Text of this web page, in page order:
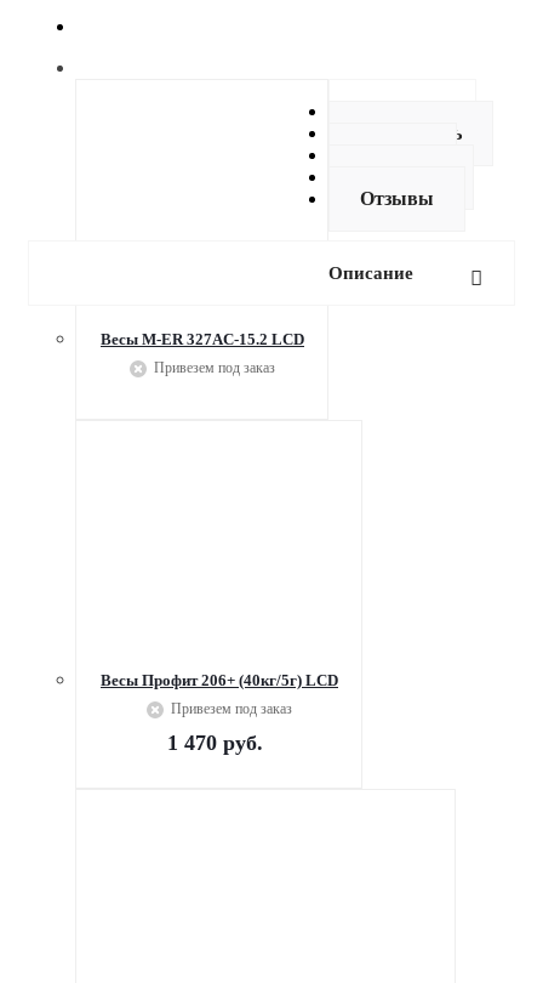
Весы M-ER 327AC-15.2 LCD
Привезем под заказ
Весы Профит 206+ (40кг/5г) LCD
Привезем под заказ
1 470 руб.
Как купить
Отзывы
Описание